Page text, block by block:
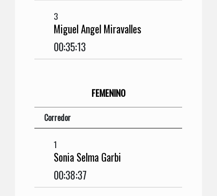
3
Miguel Angel Miravalles
00:35:13
FEMENINO
Corredor
1
Sonia Selma Garbi
00:38:37